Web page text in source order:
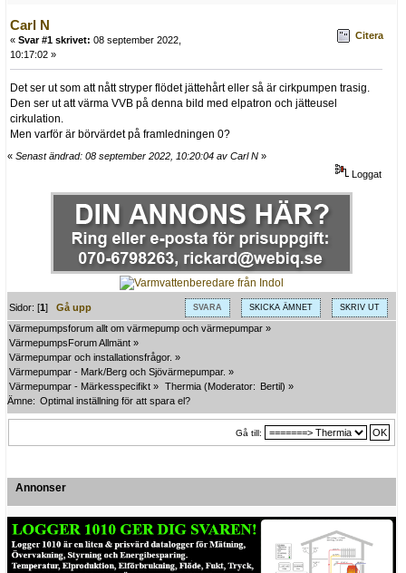
Carl N
« Svar #1 skrivet: 08 september 2022,
10:17:02 »
Citera
Det ser ut som att nått stryper flödet jättehårt eller så är cirkpumpen trasig.
Den ser ut att värma VVB på denna bild med elpatron och jätteusel
cirkulation.
Men varför är börvärdet på framledningen 0?
« Senast ändrad: 08 september 2022, 10:20:04 av Carl N »
Loggat
SVARA SKICKA ÄMNET SKRIV UT
Sidor: [1]Gå upp
Värmepumpsforum allt om värmepump och värmepumpar »
VärmepumpsForum Allmänt »
Värmepumpar och installationsfrågor. »
Värmepumpar - Mark/Berg och Sjövärmepumpar. »
Värmepumpar - Märkesspecifikt » Thermia (Moderator: Bertil) »
Ämne: Optimal inställning för att spara el?
Gå till:
Annonser